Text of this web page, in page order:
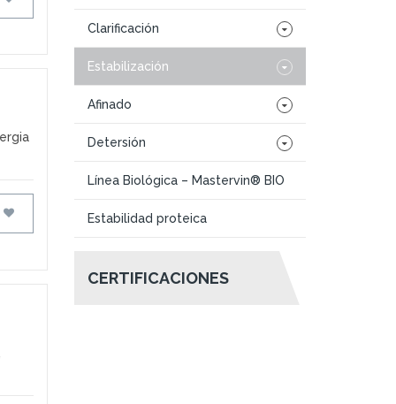
FAVORITOS
Clarificación
Estabilización
Afinado
Detersión
Línea Biológica – Mastervin® BIO
Estabilidad proteica
CERTIFICACIONES